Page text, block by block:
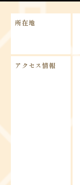
所在地
アクセス情報